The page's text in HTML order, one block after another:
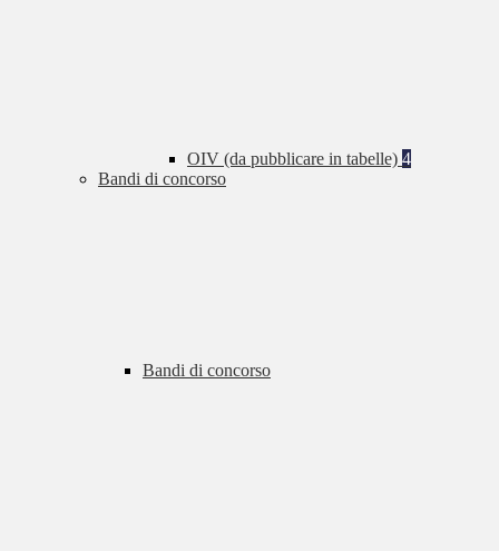
OIV (da pubblicare in tabelle) 4
Bandi di concorso
Bandi di concorso